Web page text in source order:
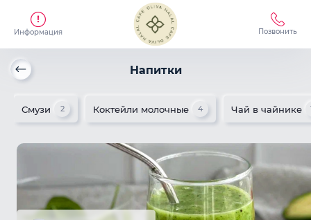
Информация Позвонить
Напитки
Смузи 2 Коктейли молочные 4 Чай в чайнике